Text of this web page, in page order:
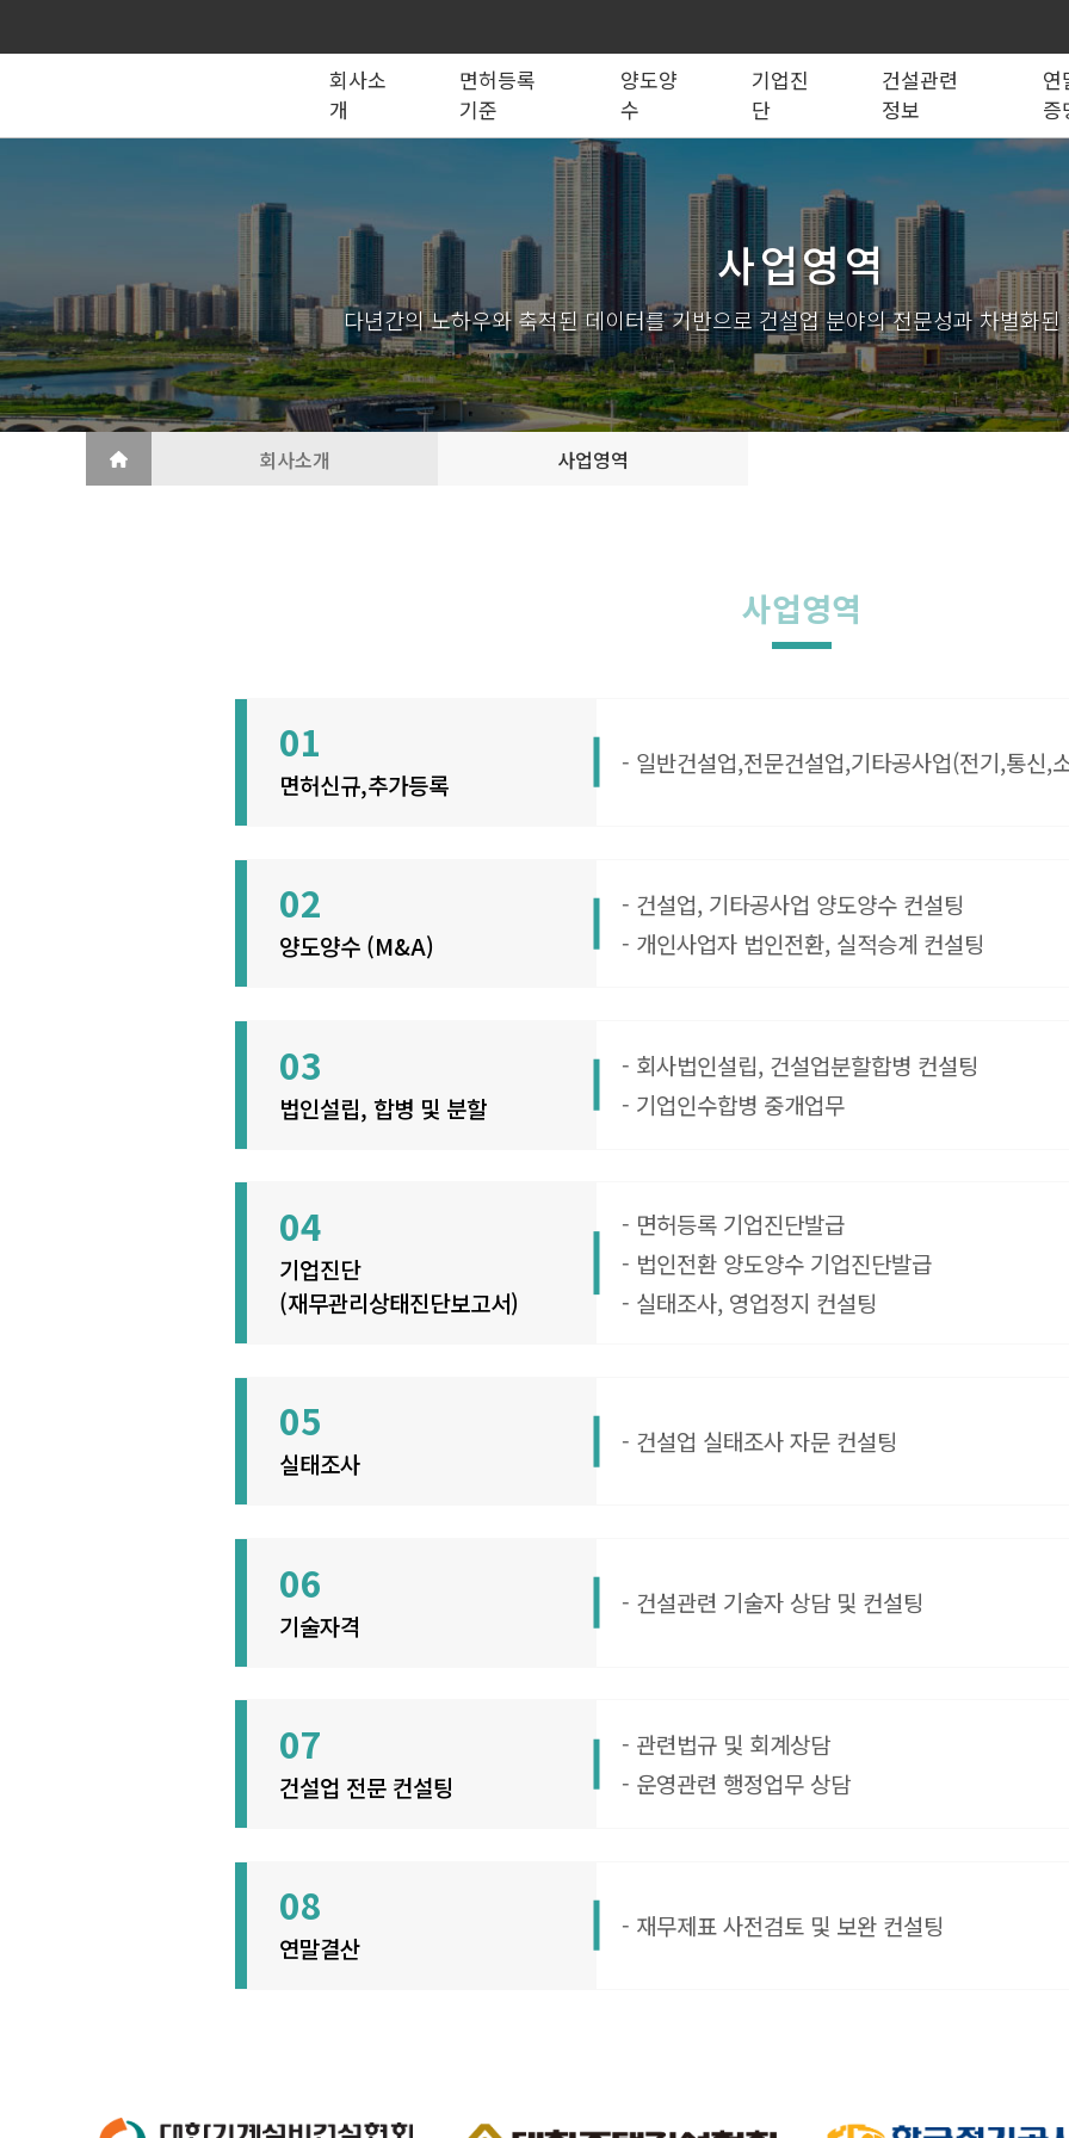
회사소
개
면허등록
기준
양도양
수
기업진
단
건설관련
정보
연
증
사업영역 조직도
토목건축공사업
산업ㆍ환경설비공사업
조경공사업
전문건설업
지반조성·포장공사업
실내건축공사업
도장·습식·방수·석공사업
조경식재·시설물공사업
철근·콘크리트공사업
구조물해체·비계공사업
상·하수도설비공사업
철도·궤도공사업
철강구조물공사업
수중·준설공사업
승강기·삭도공사업
시설물유지관리업(폐지)
기계설비·가스공사업
가스·난방공사업
금속·창호·지붕
기
전기공사업
소방시설공사업
대지조성사업자
나무병원
산림사업법인
엔지니어링사업자
개인하수처리시설·
설계시공업
양도양수 리스트 양도양수 절차
기업 진단
법인의 종류 실태조사 기재사항변경 시공능력평가
건설법 법령서식 국가계약법령관계서식 건설업등록서식 건축법시행
실질자본금 계산기 세무 계산기
사업영역
다년간의 노하우와 축적된 데이터를 기반으로 건설업 분야의 전문성과 차별화
회사소개 사업영역
사업영역
01
면허신규,추가등록
- 일반건설업,전문건설업,기타공사업(전기,통신,
02
양도양수 (M&A)
- 건설업, 기타공사업 양도양수 컨설팅
- 개인사업자 법인전환, 실적승계 컨설팅
03
법인설립, 합병 및 분할
- 회사법인설립, 건설업분할합병 컨설팅
- 기업인수합병 중개업무
04
기업진단
(재무관리상태진단보고서)
- 면허등록 기업진단발급
- 법인전환 양도양수 기업진단발급
- 실태조사, 영업정지 컨설팅
05
실태조사
- 건설업 실태조사 자문 컨설팅
06
기술자격
- 건설관련 기술자 상담 및 컨설팅
07
건설업 전문 컨설팅
- 관련법규 및 회계상담
- 운영관련 행정업무 상담
08
연말결산
- 재무제표 사전검토 및 보완 컨설팅